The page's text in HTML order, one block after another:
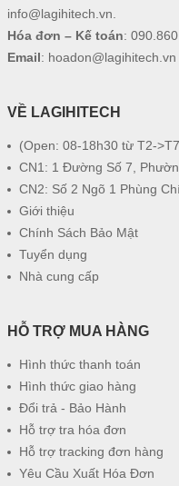
info@lagihitech.vn
Hóa đơn – Kế toán:
Email: hoadon@lagihitech.vn
VỀ LAGIHITECH
(Open: 08-18h30 từ T2-
CN1: 1 Đường Số 7,
CN2: Số 2 Ngõ 1 Phùng
Giới thiệu
Chính Sách Bảo Mật
Tuyển dụng
Nhà cung cấp
HỖ TRỢ MUA HÀNG
Hình thức thanh toán
Hình thức giao hàng
Đổi trả - Bảo Hành
Hỗ trợ tra hóa đơn
Hỗ trợ tracking đơn hàng
Yêu Cầu Xuất Hóa Đơn